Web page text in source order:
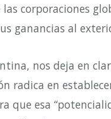
las corporaciones
ganancias al
nos deja en
radica en
que esa